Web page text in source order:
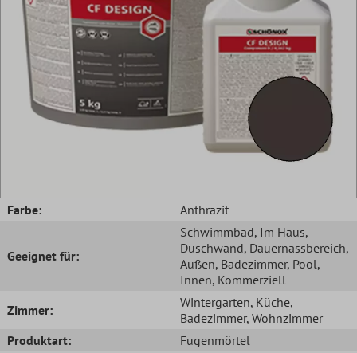
Farbe: Anthrazit
Geeignet für:
Schwimmbad, Im Haus,
Duschwand, Dauernassbereich,
Außen, Badezimmer, Pool,
Innen, Kommerziell
Zimmer:
Wintergarten, Küche,
Badezimmer, Wohnzimmer
Produktart:
Fugenmörtel